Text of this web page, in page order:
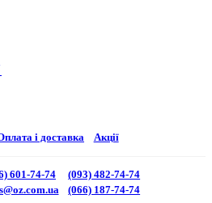
і доставка Акції
601-74-74
(093) 482-74-74
(066) 187-74-74